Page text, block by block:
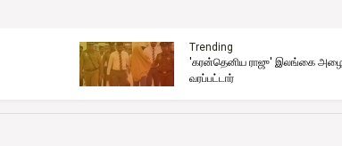
Trending
'கரன்தெனிய ராஜு' இலங்கை
வரப்பட்டார்